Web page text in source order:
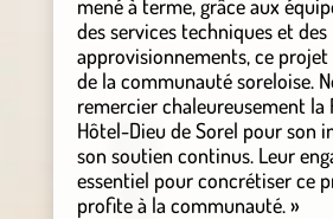
mené à terme, grâce aux
des services techniques et des
approvisionnements, ce
de la communauté soreloise.
remercier chaleureusement la
Hôtel-Dieu de Sorel pour son
son soutien continus. Leur
essentiel pour concrétiser ce
profite à la communauté. »